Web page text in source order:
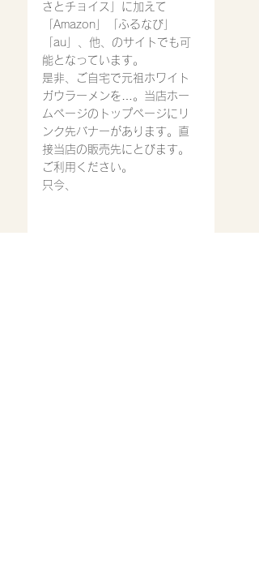
さとチョイス」に加えて
「Amazon」「ふるなび」
「au」、他、のサイトでも可
能となっています。
是非、ご自宅で元祖ホワイト
ガウラーメンを…。当店ホー
ムページのトップページにリ
ンク先バナーがあります。直
接当店の販売先にとびます。
ご利用ください。
只今、